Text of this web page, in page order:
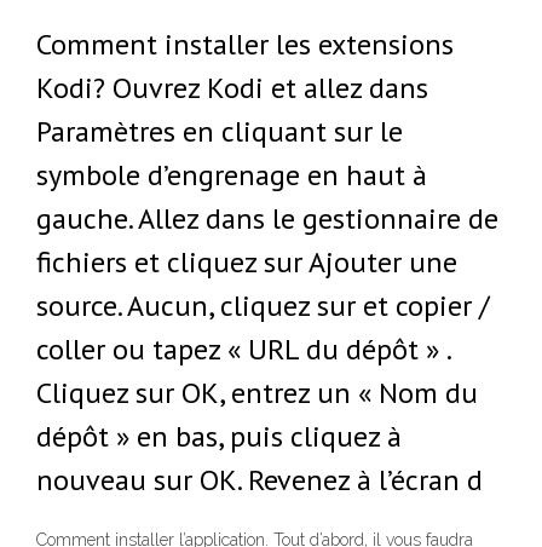
Comment installer les extensions
Kodi? Ouvrez Kodi et allez dans
Paramètres en cliquant sur le
symbole d’engrenage en haut à
gauche. Allez dans le gestionnaire de
fichiers et cliquez sur Ajouter une
source. Aucun, cliquez sur et copier /
coller ou tapez « URL du dépôt » .
Cliquez sur OK, entrez un « Nom du
dépôt » en bas, puis cliquez à
nouveau sur OK. Revenez à l’écran d
Comment installer l’application. Tout d’abord, il vous faudra